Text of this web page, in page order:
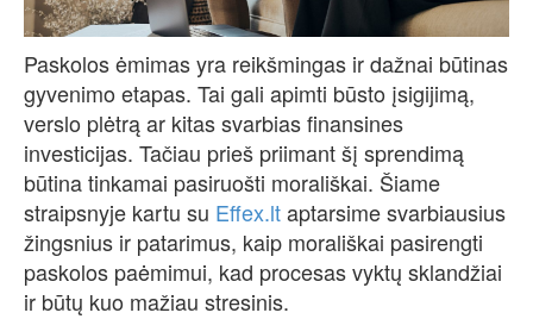
Paskolos ėmimas yra reikšmingas ir dažnai būtinas
gyvenimo etapas. Tai gali apimti būsto įsigijimą,
verslo plėtrą ar kitas svarbias finansines
investicijas. Tačiau prieš priimant šį sprendimą
būtina tinkamai pasiruošti morališkai. Šiame
straipsnyje kartu su Effex.ltaptarsime svarbiausius
žingsnius ir patarimus, kaip morališkai pasirengti
paskolos paėmimui, kad procesas vyktų sklandžiai
ir būtų kuo mažiau stresinis.